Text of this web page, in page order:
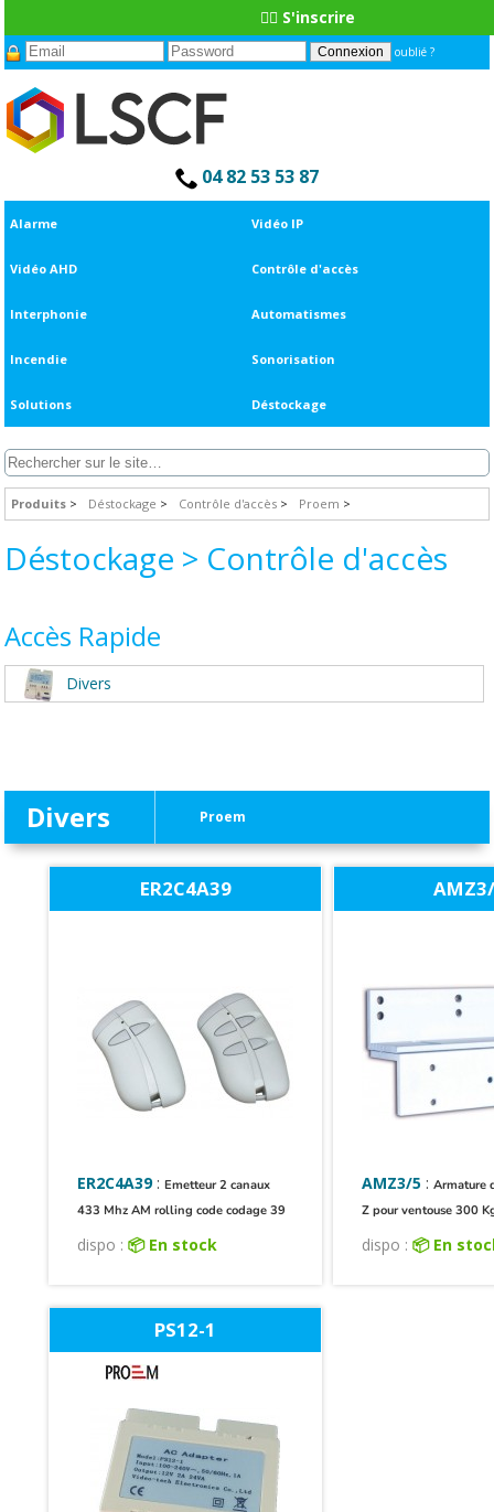
👆🏼 S'inscrire
oublié ?
04 82 53 53 87
Alarme Vidéo IP
Vidéo AHD Contrôle d'accès
Interphonie Automatismes
Incendie Sonorisation
Solutions Déstockage
Produits Déstockage Contrôle d'accès Proem
Déstockage > Contrôle d'accès
Accès Rapide
Divers
Divers Proem
ER2C4A39
ER2C4A39:Emetteur 2 canaux
433 Mhz AM rolling code codage 39
dispo : 📦 En stock
AMZ3/5 :Armature
Z pour ventouse 300
dispo : 📦 En
PS12-1